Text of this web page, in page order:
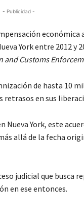
- Publicidad -
York entre 2012 y
and Customs
de hasta 10
retrasos en sus
Nueva York, este
allá de la fecha
judicial que busca
en ese entonces.